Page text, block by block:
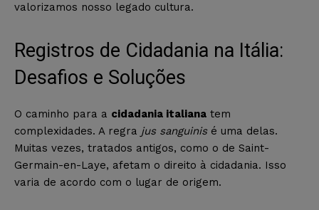
valorizamos nosso legado cultura.
Registros de Cidadania na Itália:
Desafios e Soluções
O caminho para a cidadania italiana tem
complexidades. A regra jus sanguinisé uma delas.
Muitas vezes, tratados antigos, como o de Saint-
Germain-en-Laye, afetam o direito à cidadania. Isso
varia de acordo com o lugar de origem.